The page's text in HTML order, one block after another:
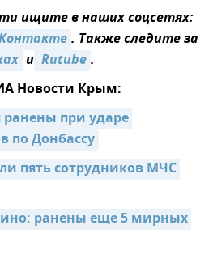
ищите в наших соцсетях:
. Также следите за
и Rutube.
Новости Крым:
при ударе
по Донбассу
пять сотрудников МЧС
ранены еще 5 мирных